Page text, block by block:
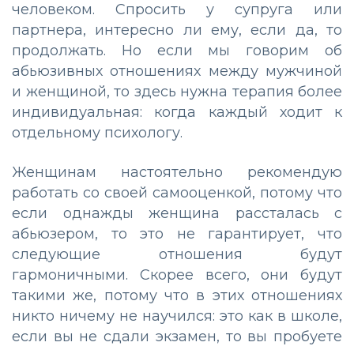
человеком. Спросить у супруга или
партнера, интересно ли ему, если да, то
продолжать. Но если мы говорим об
абьюзивных отношениях между мужчиной
и женщиной, то здесь нужна терапия более
индивидуальная: когда каждый ходит к
отдельному психологу.
Женщинам настоятельно рекомендую
работать со своей самооценкой, потому что
если однажды женщина рассталась с
абьюзером, то это не гарантирует, что
следующие отношения будут
гармоничными. Скорее всего, они будут
такими же, потому что в этих отношениях
никто ничему не научился: это как в школе,
если вы не сдали экзамен, то вы пробуете